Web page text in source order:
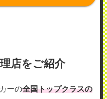
店をご紹介
ーの全国トップクラスの